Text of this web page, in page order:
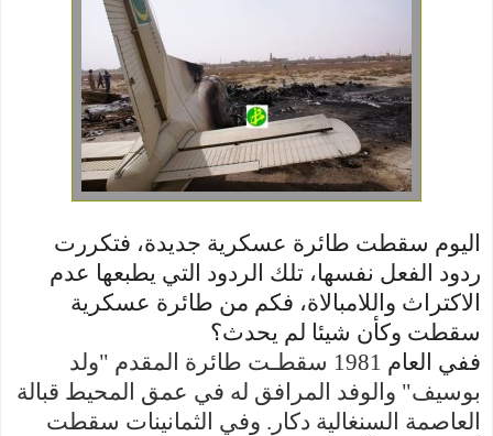
اليوم سقطت طائرة عسكرية جديدة، فتكررت
ردود الفعل نفسها، تلك الردود التي يطبعها عدم
الاكتراث واللامبالاة، فكم من طائرة عسكرية
سقطت وكأن شيئا لم يحدث؟
ففي العام
1981 سقطـت طائرة المقدم "ولد
بوسيف" والوفد المرافق له في عمق المحيط قبالة
العاصمة السنغالية دكار. وفي الثمانينات سقطت